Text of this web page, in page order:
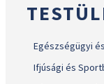
Egészségügyi
Ifjúsági és